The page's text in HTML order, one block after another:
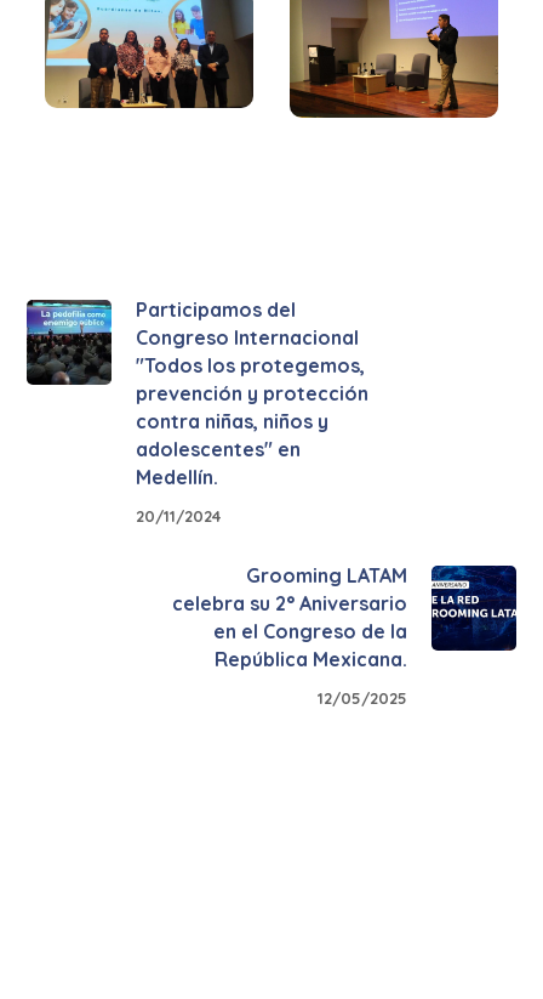
Participamos del
Congreso Internacional
"Todos los protegemos,
prevención y protección
contra niñas, niños y
adolescentes" en
Medellín.
20/11/2024
Grooming LATAM
celebra su 2° Aniversario
en el Congreso de la
República Mexicana.
12/05/2025